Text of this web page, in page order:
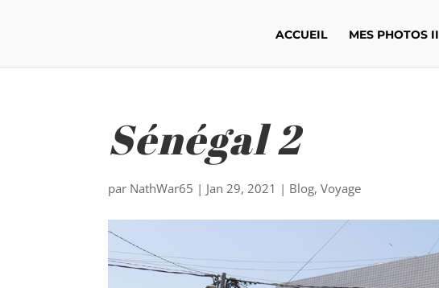
ACCUEIL MES PHOTOS II
Sénégal 2
par NathWar65 | Jan 29, 2021 | Blog,Voyage